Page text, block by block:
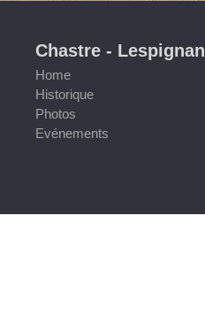
Chastre - Lespignan
Home
Historique
Photos
Evénements